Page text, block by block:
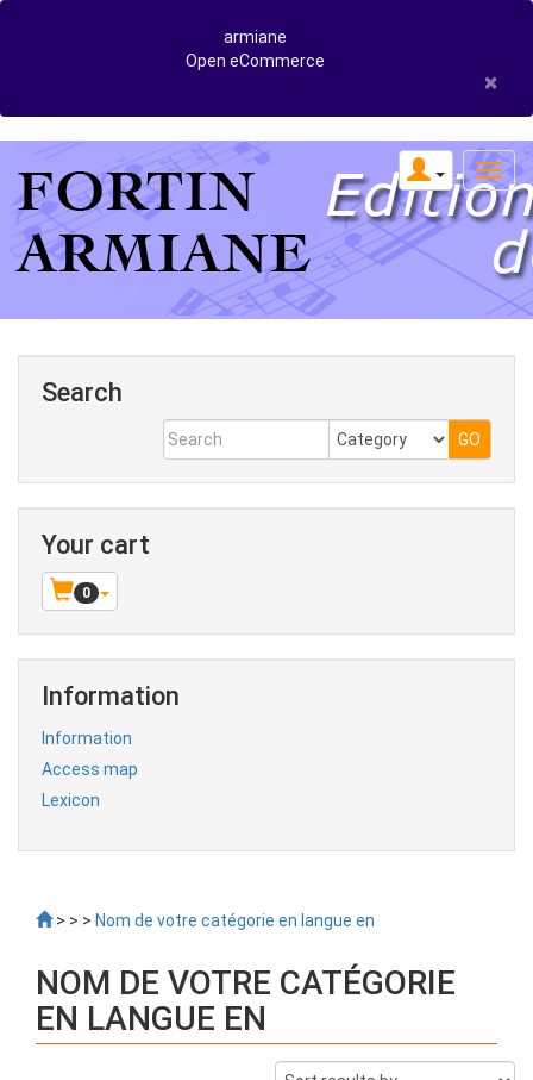
armiane
Open eCommerce
×
Search
Your cart
0
Information
Information
Access map
Lexicon
> > > Nom de votre catégorie en langue en
NOM DE VOTRE CATÉGORIE
EN LANGUE EN